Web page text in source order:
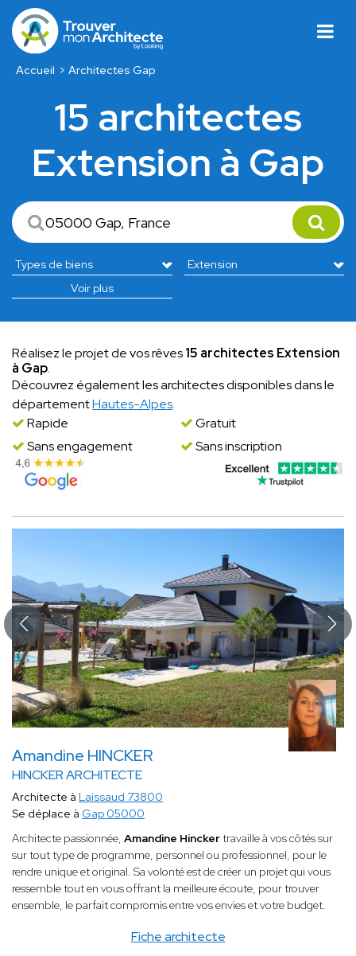
Accueil Architectes Gap
15 architectes
Extension à Gap
Voir plus
Réalisez le projet de vos rêves15 architectes Extension
à Gap.
Découvrez également les architectes disponibles dans le
départementHautes-Alpes.
Rapide
Gratuit
Sans engagement
Sans inscription
Amandine HINCKER
HINCKER ARCHITECTE
Fiche architecte
Architecte à Laissaud 73800
Se déplace à Gap 05000
Architecte passionnée, Amandine Hinckertravaille à vos côtés sur
sur tout type de programme, personnel ou professionnel, pour le
rendre unique et original. Sa volonté est de créer un projet qui vous
ressemble tout en vous offrant la meilleure écoute, pour trouver
ensemble, le parfait compromis entre vos envies et votre budget.